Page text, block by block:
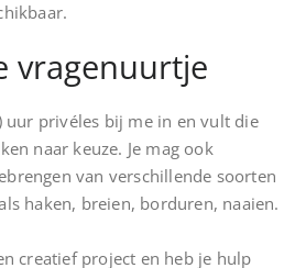
vragenuurtje
uur privéles bij me in en vult die
naar keuze. Je mag ook
van verschillende soorten
haken, breien, borduren, naaien.
creatief project en heb je hulp